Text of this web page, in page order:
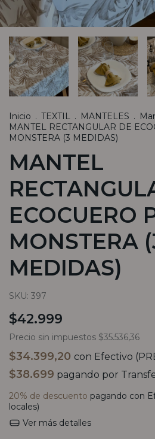
Inicio . TEXTIL . MANTELES .
MANTEL RECTANGULAR DE
MONSTERA (3 MEDIDAS)
MANTEL
ECOCUERO
MONSTERA
MEDIDAS)
SKU: 397
$42.999
Precio sin impuestos $35.536,36
$34.399,20 con Efectivo
$38.699 pagando por
20% de descuento pagando con
locales)
Ver más detalles